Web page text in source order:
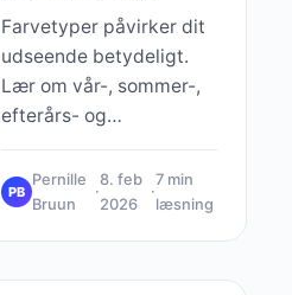
Farvetyper påvirker dit
udseende betydeligt.
Lær om vår-, sommer-,
efterårs- og
frem til hvilke farver der
får dig til at stråle.
PB
Pernille
Bruun
·
8. feb
2026
·
7 min
læsning